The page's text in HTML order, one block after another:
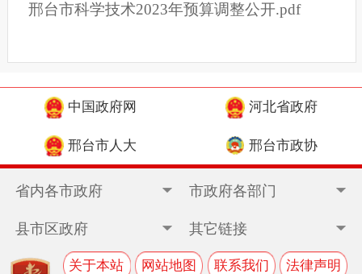
邢台市科学技术2023年预算调整公开.pdf
中国政府网 河北省政府
邢台市人大 邢台市政协
省内各市政府 市政府各部门
县市区政府 其它链接
关于本站 网站地图 联系我们 法律声明